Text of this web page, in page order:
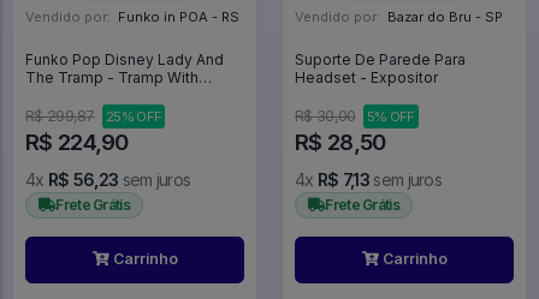
Vendido por: Funko in POA - RS
Funko Pop Disney Lady And
The Tramp - Tramp With
R$ 299,87 25% OFF
R$ 224,90
4x R$ 56,23 sem juros
Frete Grátis
Carrinho
Vendido por: Bazar do Bru - SP
Suporte De Parede Para
Headset - Expositor
R$ 30,00 5% OFF
R$ 28,50
4x R$ 7,13 sem juros
Frete Grátis
Carrinho